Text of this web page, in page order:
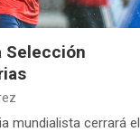
Selección
mundialista cerrará el